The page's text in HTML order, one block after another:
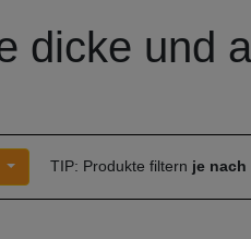
dicke und
TIP: Produkte filtern je nach